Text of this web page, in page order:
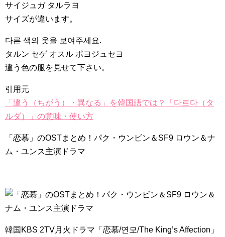
サイジュガ タルラヨ
サイズが違います。
다른 색의 옷을 보여주세요.
タルン セゲ オスル ポヨジュセヨ
違う色の服を見せて下さい。
引用元
「違う（ちがう）・異なる」を韓国語では？「다르다（タ
ルダ）」の意味・使い方
「恋慕」のOSTまとめ！パク・ウンビン＆SF9 ロウン＆ナ
ム・ユンス主演ドラマ
韓国KBS 2TV月火ドラマ「恋慕/연모/The King’s Affection」